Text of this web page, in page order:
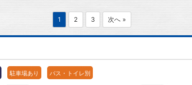
1 2 3 次へ »
駐車場あり バス・トイレ別